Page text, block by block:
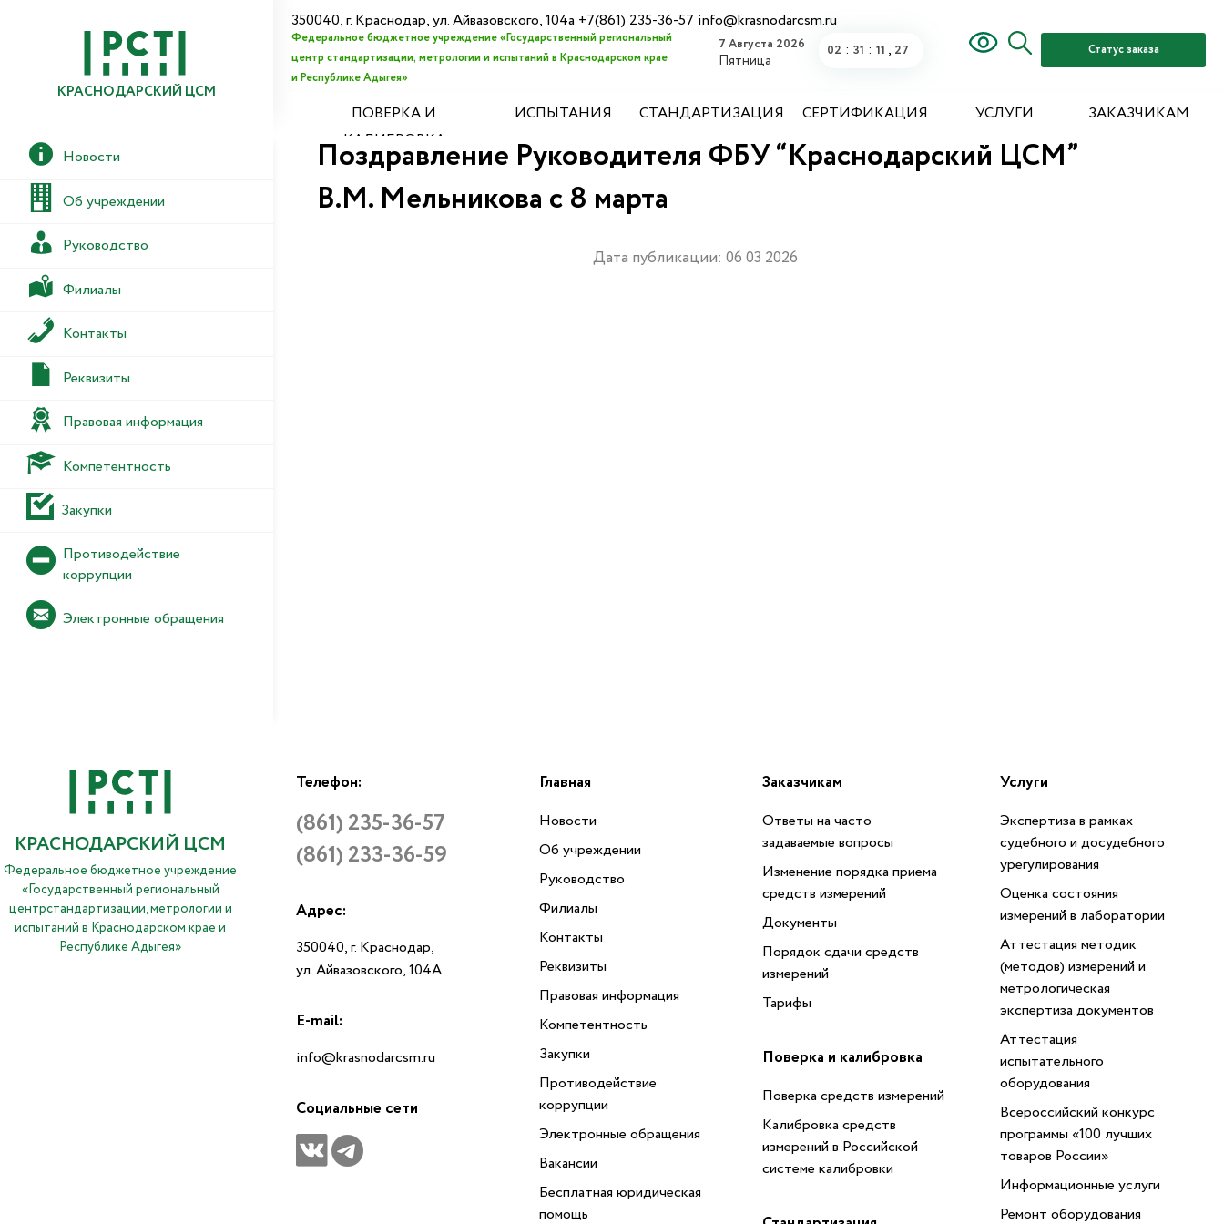
КРАСНОДАРСКИЙ ЦСМ
Федеральное бюджетное учреждение «Государственный региональный
центр стандартизации, метрологии и испытаний в Краснодарском крае
и Республике Адыгея»
350040, г. Краснодар, ул. Айвазовского, 104а +7(861) 235-36-57 info@krasnodarcsm.ru
7 Августа 2026
Пятница
02 : 31 : 11 , 367 Статус заказа
ПОВЕРКА И
КАЛИБРОВКА
ИСПЫТАНИЯ СТАНДАРТИЗАЦИЯ СЕРТИФИКАЦИЯ УСЛУГИ ЗАКАЗЧИКАМ
Новости
Об учреждении
Руководство
Филиалы
Контакты
Реквизиты
Правовая информация
Компетентность
Закупки
Противодействие
коррупции
Электронные обращения
Поздравление Руководителя ФБУ “Краснодарский ЦСМ”
В.М. Мельникова с 8 марта
Дата публикации: 06 03 2026
КРАСНОДАРСКИЙ ЦСМ
Федеральное бюджетное учреждение
«Государственный региональный
центрстандартизации, метрологии и
испытаний в Краснодарском крае и
Республике Адыгея»
Телефон:
(861) 235-36-57
(861) 233-36-59
Адрес:
350040, г. Краснодар,
ул. Айвазовского, 104А
E-mail:
info@krasnodarcsm.ru
Социальные сети
Главная
Новости
Об учреждении
Руководство
Филиалы
Контакты
Реквизиты
Правовая информация
Компетентность
Закупки
Противодействие
коррупции
Электронные обращения
Вакансии
Бесплатная юридическая
помощь
Заказчикам
Ответы на часто
задаваемые вопросы
Изменение порядка приема
средств измерений
Документы
Порядок сдачи средств
измерений
Тарифы
Поверка и калибровка
Поверка средств измерений
Калибровка средств
измерений в Российской
системе калибровки
Услуги
Экспертиза в рамках
судебного и досудебного
урегулирования
Оценка состояния
измерений в лаборатории
Аттестация методик
(методов) измерений и
метрологическая
экспертиза документов
Аттестация
испытательного
оборудования
Всероссийский конкурс
программы «100 лучших
товаров России»
Информационные услуги
Ремонт оборудования